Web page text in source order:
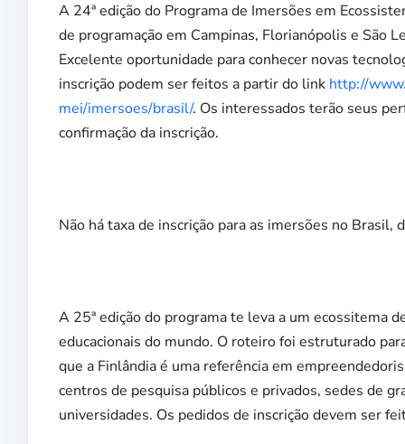
A 24ª edição do Programa de Imersões em
de programação em Campinas, Florianópolis e São
Excelente oportunidade para conhecer novas
inscrição podem ser feitos a partir do link http://
mei/imersoes/brasil/. Os interessados terão seus
confirmação da inscrição.
Não há taxa de inscrição para as imersões no Brasil,
A 25ª edição do programa te leva a um ecossitema
educacionais do mundo. O roteiro foi estruturado
que a Finlândia é uma referência em
centros de pesquisa públicos e privados, sedes de
universidades. Os pedidos de inscrição devem ser